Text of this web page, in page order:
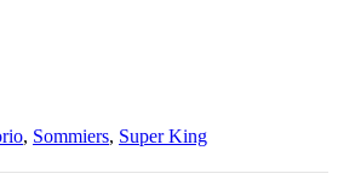
, Sommiers, Super King